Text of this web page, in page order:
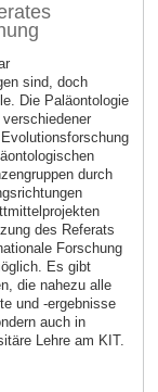
sind, doch
Die Paläontologie
durch
des Referats
Forschung
Es gibt
die nahezu alle
und -ergebnisse
auch in
Lehre am KIT.